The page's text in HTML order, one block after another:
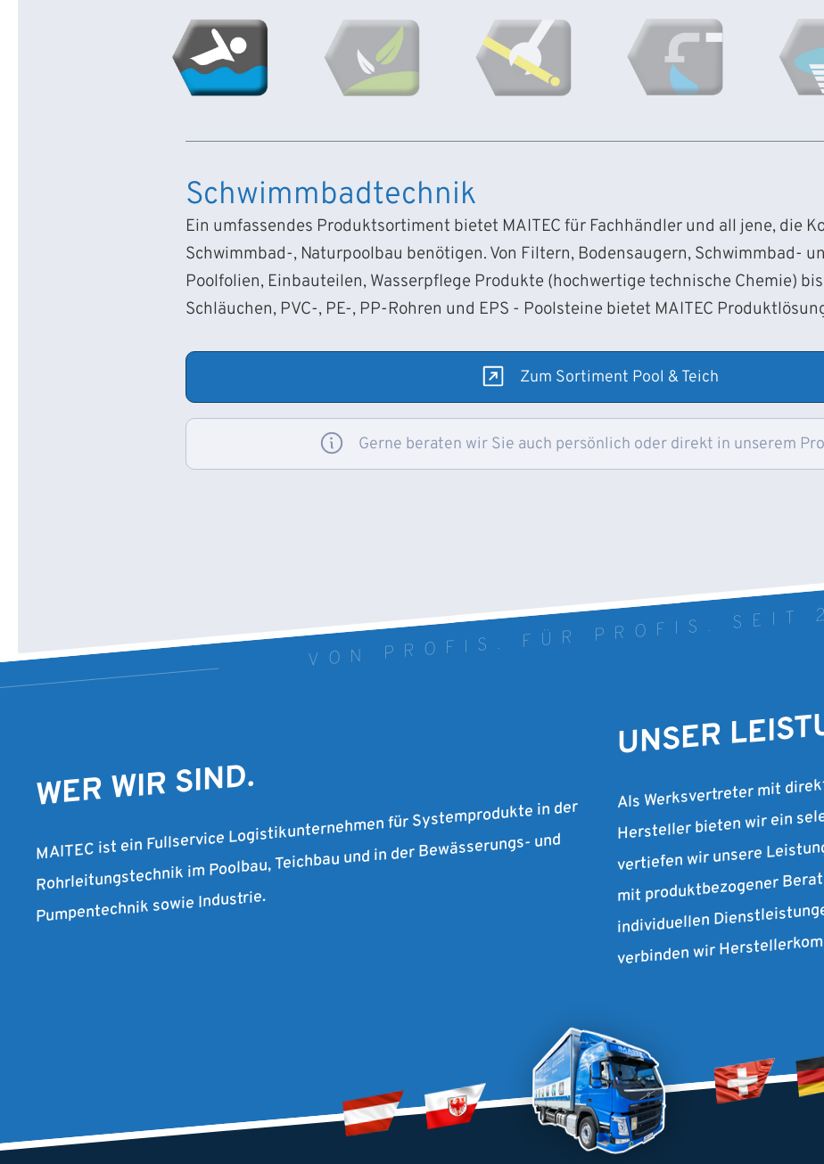
Schwimmbadtechnik
Ein umfassendes Produktsortiment bietet MAITEC für Fachhändler und all jene, die
Schwimmbad-, Naturpoolbau benötigen. Von Filtern, Bodensaugern, Schwimmbad-
Poolfolien, Einbauteilen, Wasserpflege Produkte (hochwertige technische Chemie)
Schläuchen, PVC-, PE-, PP-Rohren und EPS - Poolsteine bietet MAITEC
Zum Sortiment Pool & Teich
Gerne beraten wir Sie auch persönlich oder direkt in unserem
VON PROFIS. FÜR PROFIS. SEIT
WER WIR SIND.
MAITEC ist ein Fullservice Logistikunternehmen für Systemprodukte in der
Rohrleitungstechnik im Poolbau, Teichbau und in der Bewässerungs- und
Pumpentechnik sowie Industrie.
UNSER
Als Werksvertreter mit
Hersteller bieten wir ein
vertiefen wir unsere
mit produktbezogener
individuellen
verbinden wir